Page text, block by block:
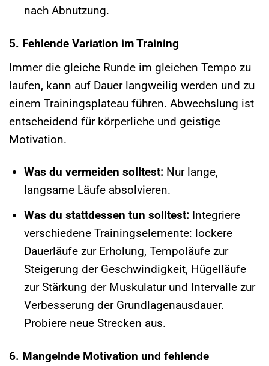
nach Abnutzung.
5. Fehlende Variation im Training
Immer die gleiche Runde im gleichen Tempo zu
laufen, kann auf Dauer langweilig werden und zu
einem Trainingsplateau führen. Abwechslung ist
entscheidend für körperliche und geistige
Motivation.
Was du vermeiden solltest:Nur lange,
langsame Läufe absolvieren.
Was du stattdessen tun solltest:Integriere
verschiedene Trainingselemente: lockere
Dauerläufe zur Erholung, Tempoläufe zur
Steigerung der Geschwindigkeit, Hügelläufe
zur Stärkung der Muskulatur und Intervalle zur
Verbesserung der Grundlagenausdauer.
Probiere neue Strecken aus.
6. Mangelnde Motivation und fehlende